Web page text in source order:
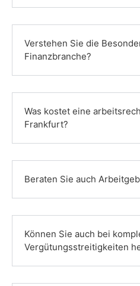
Verstehen Sie die
Finanzbranche?
Was kostet eine
Frankfurt?
Beraten Sie auch
Können Sie auch bei
Vergütungsstreitigkeiten